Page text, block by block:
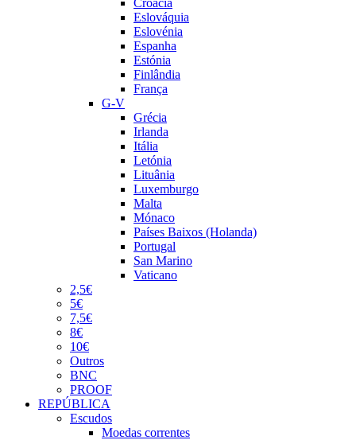
Eslováquia
Eslovénia
Espanha
Estónia
Finlândia
França
G-V
Grécia
Irlanda
Itália
Letónia
Lituânia
Luxemburgo
Malta
Mónaco
Países Baixos (Holanda)
Portugal
San Marino
Vaticano
2,5€
5€
7,5€
8€
10€
Outros
BNC
PROOF
REPÚBLICA
Escudos
Moedas correntes